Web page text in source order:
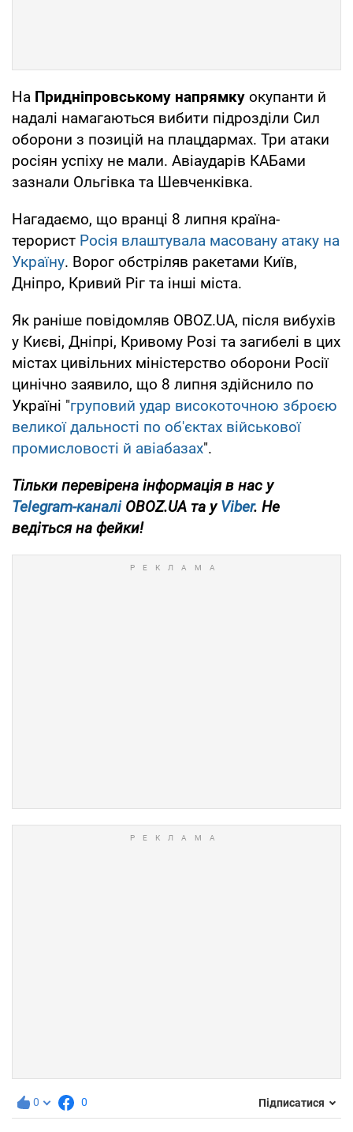
На Придніпровському напрямку окупанти й
надалі намагаються вибити підрозділи Сил
оборони з позицій на плацдармах. Три атаки
росіян успіху не мали. Авіаударів КАБами
зазнали Ольгівка та Шевченківка.
Нагадаємо, що вранці 8 липня країна-
терорист Росія влаштувала масовану атаку на
Україну. Ворог обстріляв ракетами Київ,
Дніпро, Кривий Ріг та інші міста.
Як раніше повідомляв OBOZ.UA, після вибухів
у Києві, Дніпрі, Кривому Розі та загибелі в цих
містах цивільних міністерство оборони Росії
цинічно заявило, що 8 липня здійснило по
Україні "груповий удар високоточною зброєю
великої дальності по об'єктах військової
промисловості й авіабазах".
Тільки перевірена інформація в нас у
Telegram-каналіOBOZ.UA та уViber. Не
ведіться на фейки!
0 0 Підписатися